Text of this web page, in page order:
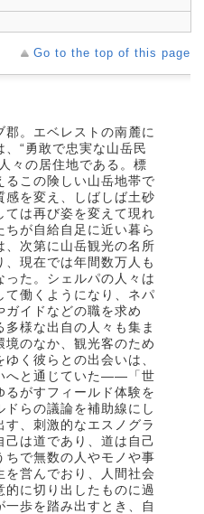
Go to the top of this page
。エベレストの南麓に
“勇敢で忠実な山岳民
々の居住地である。標
るこの険しい山岳地帯で
感を変え、しばしば土砂
ては再び姿を変えて現れ
が自給自足に近い暮ら
、次第に山岳観光の名所
、現在では年間数万人も
た。シェルパの人々は
て働くようになり、ネパ
ガイドなどの職を求め
様な出自の人々も集ま
境のなか、観光客のため
く彼らとの出会いは、
へと通じていた――「世
がすフィールド体験を
ドらの議論を補助線にし
、刺激的なエスノグラ
己は道であり、道は自己
ちで無数の人やモノや事
営んでおり、人間社会
的に切り出したものに過
一歩を踏み出すとき、自